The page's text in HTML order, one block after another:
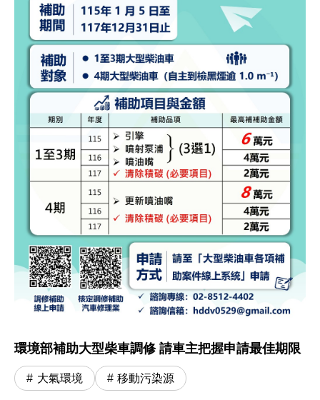
環境部補助大型柴車調修 請車主把握申請最佳期限
大氣環境 移動污染源